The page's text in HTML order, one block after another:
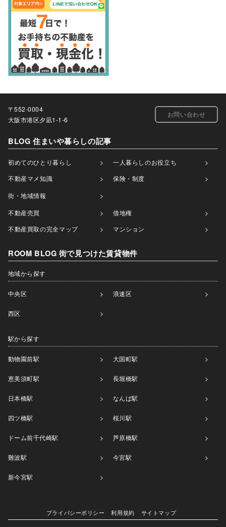
〒552-0004
大阪市港区夕凪1-1-6
お問い合わせ
BLOG 住まいや暮らしの記事
初めてのひとり暮らし
一人暮らしのお役立ち
不動産マメ知識
保険・制度
街・地域情報
不動産売買
借地権
不動産買取の完全マップ
マンション
ROOM BLOG 街で見つけた賃貸物件
地域から探す
中央区 浪速区
西区
駅から探す
動物園前駅 大国町駅
恵美須町駅 長堀橋駅
日本橋駅 なんば駅
四ツ橋駅 桜川駅
ドーム前千代崎駅 芦原橋駅
難波駅 今宮駅
新今宮駅
プライバシーポリシー 利用規約 サイトマップ